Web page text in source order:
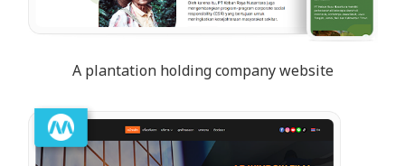
A plantation holding company website